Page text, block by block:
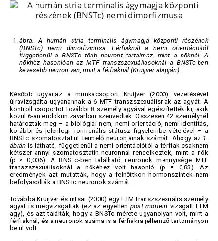
ábra.
A humán stria terminalis ágymagja központi részének
(BNSTc) nemi dimorfizmusa. Férfiaknál a nemi orientációtól
függetlenül a BNSTc több neuront tartalmaz, mint a nőknél. A
nőkhöz hasonlóan az MTF transzszexuáliasoknál a BNSTc-ben
kevesebb neuron van, mint a férfiaknál (Kruijver alapján).
Később ugyanaz a munkacsoport Kruijver (2000) vezetésével
újravizsgálta ugyanannak a 6 MTF transzszexuálisnak az agyát. A
kontroll csoportot további 8 személy agyával egészítették ki, akik
közül 6-an endokrin zavarban szenvedtek. Összesen 42 személynél
határozták meg – a biológiai nem, nemi orientáció, nemi identitás,
korábbi és jelenlegi hormonális státusz figyelembe vételével – a
BNSTc szomatosztatint termelő neuronjainak számát. Ahogy az 1.
ábrán is látható, függetlenül a nemi orientációtól a férfiak csaknem
kétszer annyi szomatosztatin-neuronnal rendelkeztek, mint a nők
(p < 0,006). A BNSTc-ben található neuronok mennyisége MTF
transzszexuálisoknál a nőkéhez volt hasonló (p = 0,83). Az
eredmények azt mutatták, hogy a felnőttkori hormonszintek nem
befolyásolták a BNSTc neuronok számát.
Továbbá Kruijver és mtsai (2000) egy FTM transzszexuális személy
agyát is megvizsgálták (ez az egyetlen post mortem vizsgált FTM
agy), és azt találták, hogy a BNSTc mérete ugyanolyan volt, mint a
férfiaknál, és a neuronok száma is a férfiakra jellemző tartományon
belül volt.